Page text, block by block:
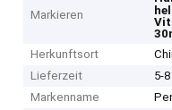
Markieren
Herkunftsort
Lieferzeit
5-
Markenname